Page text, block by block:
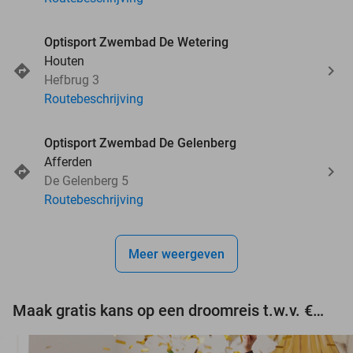
Optisport Zwembad De Wetering
Houten
Hefbrug 3
Routebeschrijving
Optisport Zwembad De Gelenberg
Afferden
De Gelenberg 5
Routebeschrijving
Meer weergeven
Maak gratis kans op een droomreis t.w.v. €3.000!